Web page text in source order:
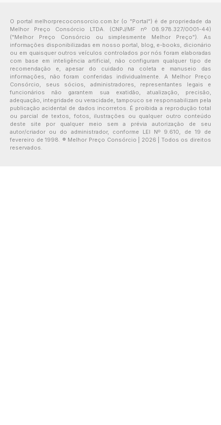
O portal melhorprecoconsorcio.com.br (o "Portal") é de propriedade da
Melhor Preço Consórcio LTDA. (CNPJ/MF nº 08.978.327/0001-44)
("Melhor Preço Consórcio ou simplesmente Melhor Preço"). As
informações disponibilizadas em nosso portal, blog, e-books, dicionário
ou em quaisquer outros veículos controlados por nós foram elaboradas
com base em inteligência artificial, não configuram qualquer tipo de
recomendação e, apesar do cuidado na coleta e manuseio das
informações, não foram conferidas individualmente. A Melhor Preço
Consórcio, seus sócios, administradores, representantes legais e
funcionários não garantem sua exatidão, atualização, precisão,
adequação, integridade ou veracidade, tampouco se responsabilizam pela
publicação acidental de dados incorretos. É proibida a reprodução total
ou parcial de textos, fotos, ilustrações ou qualquer outro conteúdo
deste site por qualquer meio sem a prévia autorização de seu
autor/criador ou do administrador, conforme LEI Nº 9.610, de 19 de
fevereiro de 1998. ® Melhor Preço Consórcio | 2026 | Todos os direitos
reservados.